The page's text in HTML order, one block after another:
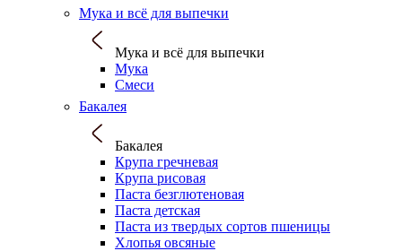
Мука и всё для выпечки
Мука и всё для выпечки
Мука
Смеси
Бакалея
Бакалея
Крупа гречневая
Крупа рисовая
Паста безглютеновая
Паста детская
Паста из твердых сортов пшеницы
Хлопья овсяные